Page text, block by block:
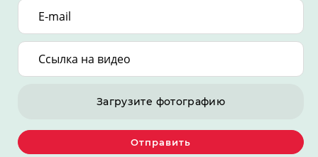
Загрузите фотографию
Отправить